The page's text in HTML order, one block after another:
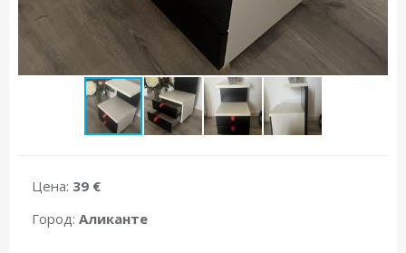
Цена: 39 €
Город: Аликанте